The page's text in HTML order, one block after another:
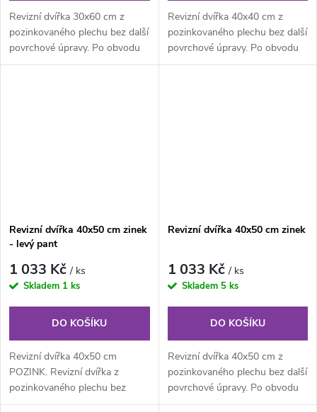
Revizní dvířka 30x60 cm z
pozinkovaného plechu bez další
povrchové úpravy. Po obvodu
rámu jsou z vnitřní části...
Revizní dvířka 40x40 cm z
pozinkovaného plechu bez další
povrchové úpravy. Po obvodu
rámu jsou z vnitřní části...
Revizní dvířka 40x50 cm zinek
- levý pant
1 033 Kč/ ks
Skladem 1 ks
DO KOŠÍKU
Revizní dvířka 40x50 cm
POZINK. Revizní dvířka z
pozinkovaného plechu bez
povrchové úpravy s
Revizní dvířka 40x50 cm zinek
1 033 Kč/ ks
Skladem 5 ks
DO KOŠÍKU
Revizní dvířka 40x50 cm z
pozinkovaného plechu bez další
povrchové úpravy. Po obvodu
rámu jsou z vnitřní části...